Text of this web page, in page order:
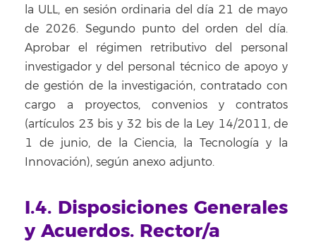
la ULL, en sesión ordinaria del día 21 de mayo
de 2026. Segundo punto del orden del día.
Aprobar el régimen retributivo del personal
investigador y del personal técnico de apoyo y
de gestión de la investigación, contratado con
cargo a proyectos, convenios y contratos
(artículos 23 bis y 32 bis de la Ley 14/2011, de
1 de junio, de la Ciencia, la Tecnología y la
Innovación), según anexo adjunto.
I.4. Disposiciones Generales
y Acuerdos. Rector/a